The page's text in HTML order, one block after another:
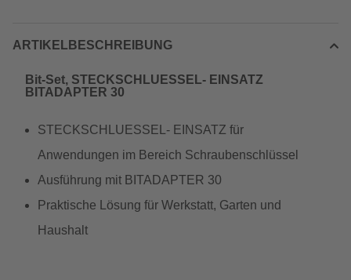
ARTIKELBESCHREIBUNG
Bit-Set, STECKSCHLUESSEL- EINSATZ
BITADAPTER 30
STECKSCHLUESSEL- EINSATZ für
Anwendungen im Bereich Schraubenschlüssel
Ausführung mit BITADAPTER 30
Praktische Lösung für Werkstatt, Garten und
Haushalt